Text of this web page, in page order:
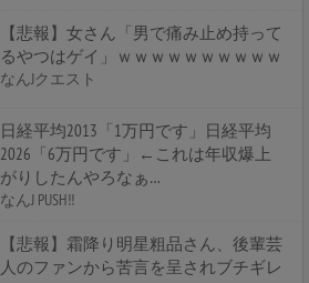
【悲報】女さん「男で痛み止め持って
るやつはゲイ」ｗｗｗｗｗｗｗｗｗｗ
なんJクエスト
日経平均2013「1万円です」日経平均
2026「6万円です」←これは年収爆上
がりしたんやろなぁ…
なんJ PUSH!!
【悲報】霜降り明星粗品さん、後輩芸
人のファンから苦言を呈されブチギレ